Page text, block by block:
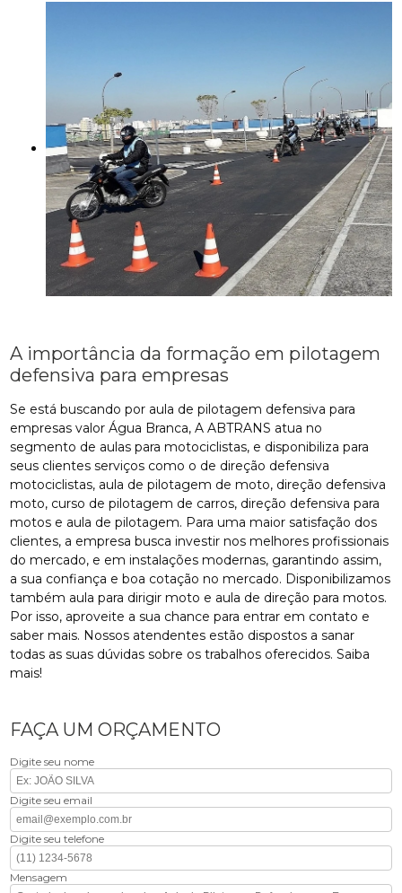
A importância da formação em pilotagem
defensiva para empresas
Se está buscando por aula de pilotagem defensiva para
empresas valor Água Branca, A ABTRANS atua no
segmento de aulas para motociclistas, e disponibiliza para
seus clientes serviços como o de direção defensiva
motociclistas, aula de pilotagem de moto, direção defensiva
moto, curso de pilotagem de carros, direção defensiva para
motos e aula de pilotagem. Para uma maior satisfação dos
clientes, a empresa busca investir nos melhores profissionais
do mercado, e em instalações modernas, garantindo assim,
a sua confiança e boa cotação no mercado. Disponibilizamos
também aula para dirigir moto e aula de direção para motos.
Por isso, aproveite a sua chance para entrar em contato e
saber mais. Nossos atendentes estão dispostos a sanar
todas as suas dúvidas sobre os trabalhos oferecidos. Saiba
mais!
FAÇA UM ORÇAMENTO
Digite seu nome
Digite seu email
Digite seu telefone
Mensagem